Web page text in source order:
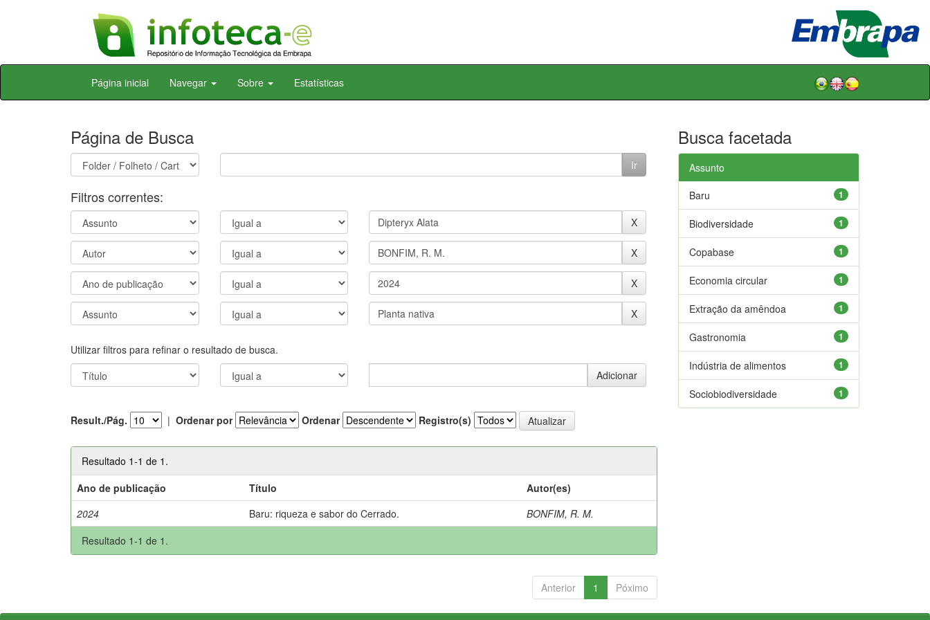
Skip
Página inicial Navegar Sobre Estatísticas
Página de Busca
Filtros correntes:
Utilizar filtros para refinar o resultado de busca.
Result./Pág. | Ordenar por Ordenar Registro(s)
Resultado 1-1 de 1.
Ano de publicação
Título
Autor(es)
2024
Baru: riqueza e sabor do Cerrado.
BONFIM, R. M.
Resultado 1-1 de 1.
Anterior 1 Póximo
Busca facetada
Assunto
1
Baru
1
Biodiversidade
1
Copabase
1
Economia circular
1
Extração da amêndoa
1
Gastronomia
1
Indústria de alimentos
1
Sociobiodiversidade